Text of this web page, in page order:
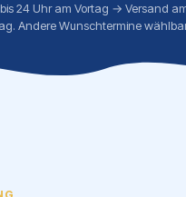
24 Uhr am Vortag → Versand
Andere Wunschtermine